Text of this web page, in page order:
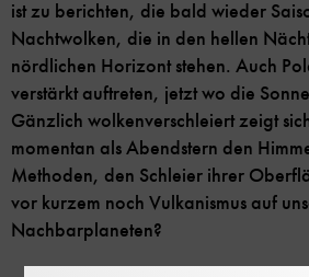
ist zu berichten, die bald wieder
Nachtwolken, die in den hellen
nördlichen Horizont stehen. Auch
verstärkt auftreten, jetzt wo die
Gänzlich wolkenverschleiert zeigt
momentan als Abendstern den
Methoden, den Schleier ihrer
vor kurzem noch Vulkanismus auf
Nachbarplaneten?